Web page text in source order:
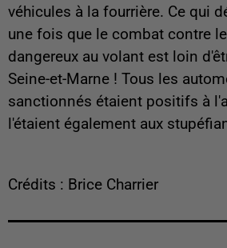
véhicules à la fourrière. Ce qui
une fois que le combat contre
dangereux au volant est loin
Seine-et-Marne ! Tous les
sanctionnés étaient positifs à
l'étaient également aux
Crédits : Brice Charrier